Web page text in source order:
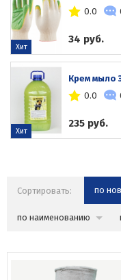
0.0
34 руб.
Хит
Крем мыло
0.0
235 руб.
Хит
Сортировать: по
по наименованию